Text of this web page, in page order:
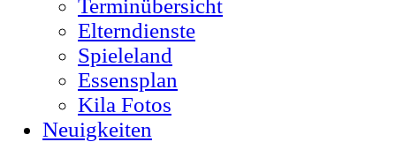
Terminübersicht
Elterndienste
Spieleland
Essensplan
Kila Fotos
Neuigkeiten